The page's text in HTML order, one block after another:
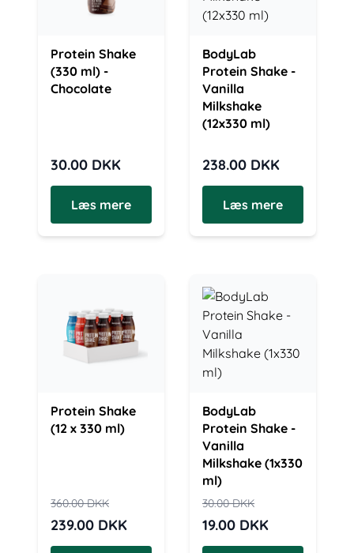
Protein Shake
(330 ml) -
Chocolate
30.00 DKK
Læs mere
BodyLab
Protein Shake -
Vanilla
Milkshake
(12x330 ml)
238.00 DKK
Læs mere
Protein Shake
(12 x 330 ml)
360.00DKK
239.00 DKK
BodyLab
Protein Shake -
Vanilla
Milkshake (1x330
ml)
30.00DKK
19.00 DKK